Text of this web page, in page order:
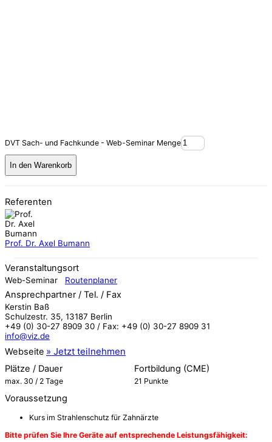
DVT Sach- und Fachkunde - Web-Seminar Menge
In den Warenkorb
Referenten
Prof. Dr. Axel Bumann
Veranstaltungsort
Web-Seminar Routenplaner
Ansprechpartner / Tel. / Fax
Kerstin Baß
Schulzestr. 35, 13187 Berlin
+49 (0) 30-27 8909 30 / Fax: +49 (0) 30-27 8909 31
info@viz.de
Webseite
Plätze / Dauer
max. 30 / 2 Tage
Fortbildung (CME)
21 Punkte
Voraussetzung
Kurs im Strahlenschutz für Zahnärzte
Bitte prüfen Sie Ihre Geräte auf entsprechende Leistungsfähigkeit: